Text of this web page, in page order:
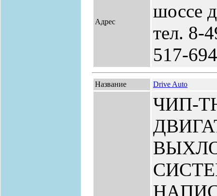
Адрес
шоссе
тел. 8-
517-
Название Drive Auto
ЧИП-